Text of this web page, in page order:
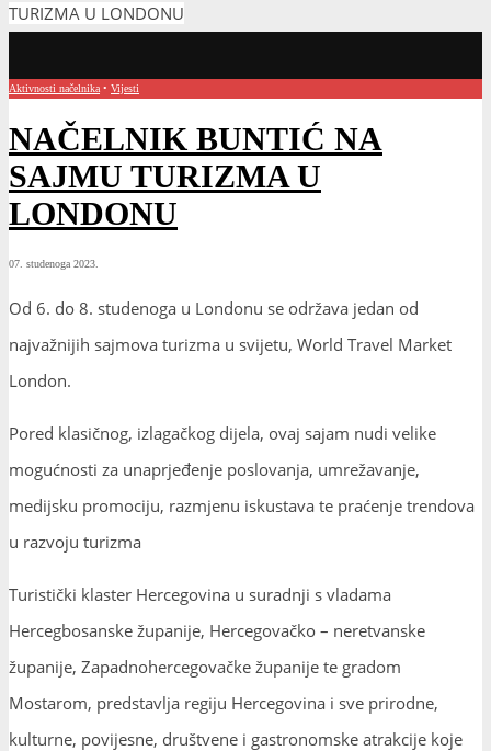
TURIZMA U LONDONU
Aktivnosti načelnika • Vijesti
NAČELNIK BUNTIĆ NA
SAJMU TURIZMA U
LONDONU
07. studenoga 2023.
Od 6. do 8. studenoga u Londonu se održava jedan od
najvažnijih sajmova turizma u svijetu, World Travel Market
London.
Pored klasičnog, izlagačkog dijela, ovaj sajam nudi velike
mogućnosti za unaprjeđenje poslovanja, umrežavanje,
medijsku promociju, razmjenu iskustava te praćenje trendova
u razvoju turizma
Turistički klaster Hercegovina u suradnji s vladama
Hercegbosanske županije, Hercegovačko – neretvanske
županije, Zapadnohercegovačke županije te gradom
Mostarom, predstavlja regiju Hercegovina i sve prirodne,
kulturne, povijesne, društvene i gastronomske atrakcije koje